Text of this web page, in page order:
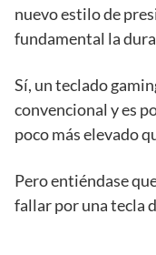
nuevo estilo de
fundamental la
Sí, un teclado
convencional y es
poco más elevado
Pero entiéndase
fallar por una tecla